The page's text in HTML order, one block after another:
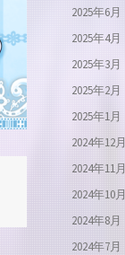
2025年6月
2025年4月
2025年3月
2025年2月
2025年1月
2024年12月
2024年11月
2024年10月
2024年8月
2024年7月